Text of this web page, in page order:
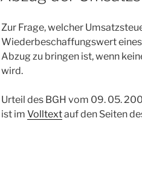
Zur Frage, welcher
Wiederbeschaffungswert
Abzug zu bringen ist, wenn
wird.
Urteil des BGH vom 09. 05.
ist im Volltextauf den Seiten